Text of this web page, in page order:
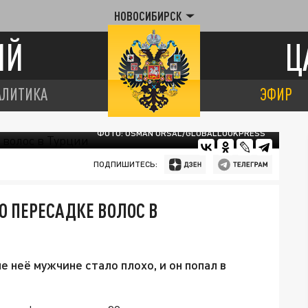
НОВОСИБИРСК
ЭФИР
ФОТО: OSMAN ORSAL/GLOBALLOOKPRESS
ПОДПИШИТЕСЬ:
ПЕРЕСАДКЕ ВОЛОС В
неё мужчине стало плохо, и он попал в